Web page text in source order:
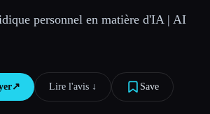
personnel en matière d'IA | AI
↗︎ Lire l'avis ↓︎ Save